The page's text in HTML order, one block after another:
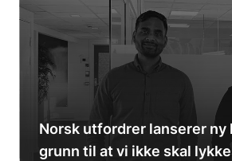
Norsk utfordrer lanserer ny
grunn til at vi ikke skal